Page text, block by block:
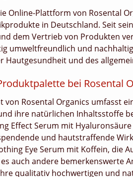
Online-Plattform von Rosental
in Deutschland. Seit
dem Vertrieb von Produkten
umweltfreundlich und
Hautgesundheit und des
bei Rosental
von Rosental Organics umfasst
ihre natürlichen Inhaltsstoffe
Effect Serum mit
und hautstraffende
Eye Serum mit Koffein, die
auch andere bemerkenswerte
qualitativ hochwertigen und